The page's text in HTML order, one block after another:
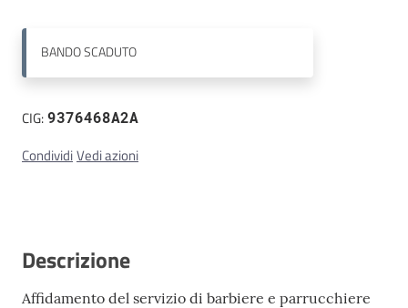
BANDOSCADUTO
CIG:9376468A2A
CondividiVedi azioni
Descrizione
Affidamento del servizio di barbiere e parrucchiere